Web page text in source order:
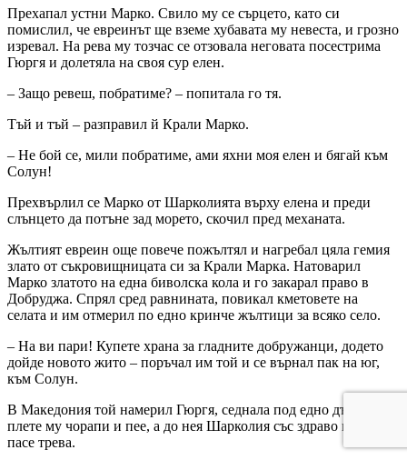
Прехапал устни Марко. Свило му се сърцето, като си
помислил, че евреинът ще вземе хубавата му невеста, и грозно
изревал. На рева му тозчас се отзовала неговата посестрима
Гюргя и долетяла на своя сур елен.
– Защо ревеш, побратиме? – попитала го тя.
Тъй и тъй – разправил й Крали Марко.
– Не бой се, мили побратиме, ами яхни моя елен и бягай към
Солун!
Прехвърлил се Марко от Шарколията върху елена и преди
слънцето да потъне зад морето, скочил пред механата.
Жълтият евреин още повече пожълтял и нагребал цяла гемия
злато от съкровищницата си за Крали Марка. Натоварил
Марко златото на една биволска кола и го закарал право в
Добруджа. Спрял сред равнината, повикал кметовете на
селата и им отмерил по едно кринче жълтици за всяко село.
– На ви пари! Купете храна за гладните добружанци, додето
дойде новото жито – поръчал им той и се върнал пак на юг,
към Солун.
В Македония той намерил Гюргя, седнала под едно дърво –
плете му чорапи и пее, а до нея Шарколия със здраво крило,
пасе трева.